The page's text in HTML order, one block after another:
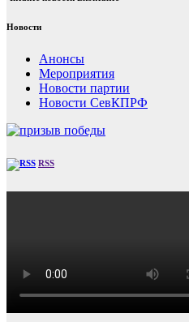
Новости
Анонсы
Мероприятия
Новости партии
Новости СевКПРФ
RSS